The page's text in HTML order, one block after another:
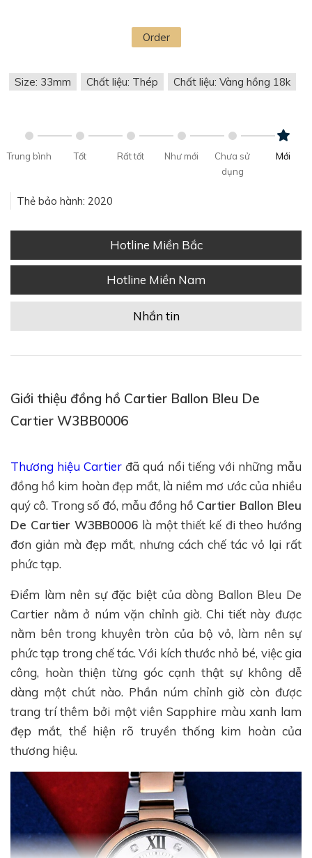
Order
Size: 33mm Chất liệu: Thép Chất liệu: Vàng hồng 18k
Trung bình Tốt Rất tốt Như mới
Chưa sử
dụng
Mới
Thẻ bảo hành: 2020
Hotline Miền Bắc
Hotline Miền Nam
Nhắn tin
Giới thiệu đồng hồ Cartier Ballon Bleu De
Cartier W3BB0006
Thương hiệu Cartier đã quá nổi tiếng với những mẫu
đồng hồ kim hoàn đẹp mắt, là niềm mơ ước của nhiều
quý cô. Trong số đó, mẫu đồng hồ Cartier Ballon Bleu
De Cartier W3BB0006 là một thiết kế đi theo hướng
đơn giản mà đẹp mắt, nhưng cách chế tác vỏ lại rất
phức tạp.
Điểm làm nên sự đặc biệt của dòng Ballon Bleu De
Cartier nằm ở núm vặn chỉnh giờ. Chi tiết này được
nằm bên trong khuyên tròn của bộ vỏ, làm nên sự
phức tạp trong chế tác. Với kích thước nhỏ bé, việc gia
công, hoàn thiện từng góc cạnh thật sự không dễ
dàng một chút nào. Phần núm chỉnh giờ còn được
trang trí thêm bởi một viên Sapphire màu xanh lam
đẹp mắt, thể hiện rõ truyền thống kim hoàn của
thương hiệu.